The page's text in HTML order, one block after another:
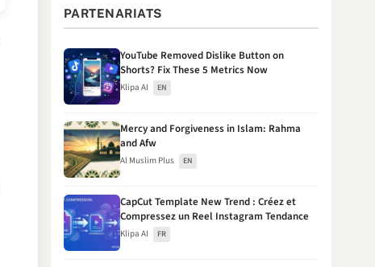
PARTENARIATS
YouTube Removed Dislike Button on
Shorts? Fix These 5 Metrics Now
Klipa AI EN
Mercy and Forgiveness in Islam: Rahma
and Afw
Al Muslim Plus EN
CapCut Template New Trend : Créez et
Compressez un Reel Instagram Tendance
Klipa AI FR